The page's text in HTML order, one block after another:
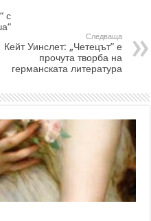
с
Следваща
Кейт Уинслет: „Четецът” е
прочута творба на
германската литература